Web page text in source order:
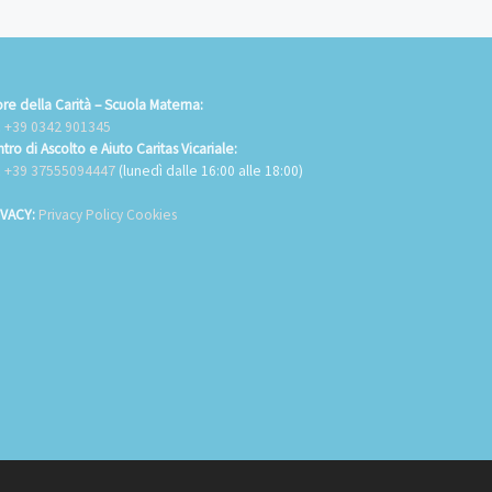
della Carità – Scuola Materna:
+39 0342 901345
di Ascolto e Aiuto Caritas Vicariale:
+39 37555094447 (lunedì dalle 16:00 alle 18:00)
Privacy Policy Cookies